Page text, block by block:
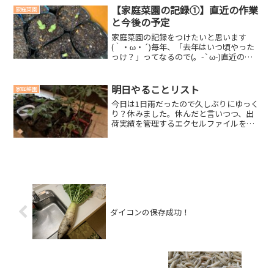
と同じものを使用しました。(function(...
家庭菜園
【家庭菜園の記録①】直近の作業
と今後の予定
家庭菜園の記録をつけたいと思います
(｀・ω・´)毎年、「去年はいつ頃やった
っけ？」ってなるので(。-`ω-)直近の作
ので、マルチはがしから作業スタート。
その...
家庭菜園 明日やることリスト
今日は1日雨だったので久しぶりにゆっく
り？休みました。休んだと言いつつ、出
荷実績を管理するエクセルファイルを作
ダイコンの保存成功！